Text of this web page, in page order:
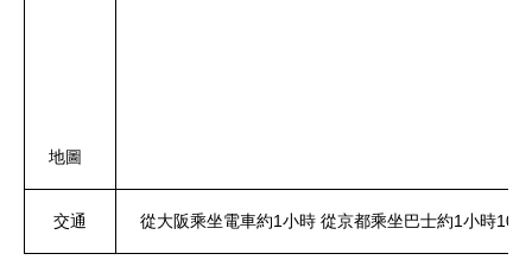
地圖
交通 從大阪乘坐電車約1小時 從京都乘坐巴士約1小時10